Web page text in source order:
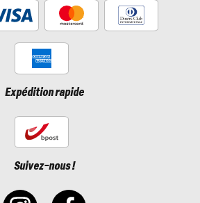
Expédition rapide
Suivez-nous !